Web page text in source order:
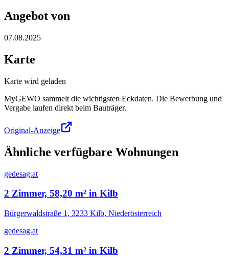
Angebot von
07.08.2025
Karte
Karte wird geladen
MyGEWO sammelt die wichtigsten Eckdaten. Die Bewerbung und
Vergabe laufen direkt beim Bauträger.
Original-Anzeige
Ähnliche verfügbare Wohnungen
gedesag.at
2 Zimmer, 58,20 m² in Kilb
Bürgerwaldstraße 1, 3233 Kilb, Niederösterreich
gedesag.at
2 Zimmer, 54,31 m² in Kilb